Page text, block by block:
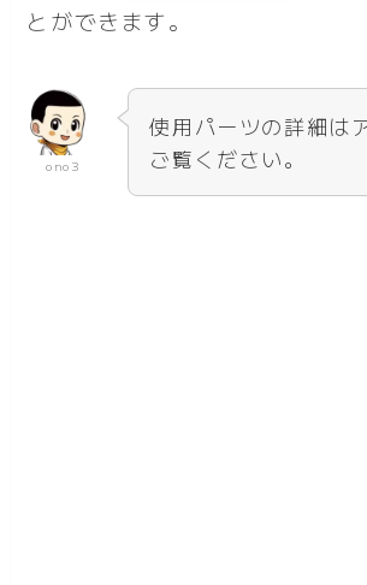
とができます。
ono3
使用パーツの詳細は
ご覧ください。